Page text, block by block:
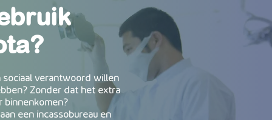
verantwoord willen
Zonder dat het extra
sociaal verantwoord willen
Zonder dat het extra
binnenkomen?
een incassobureau en